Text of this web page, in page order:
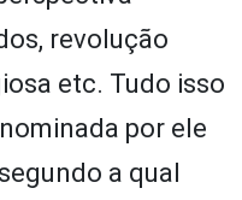
revolução
etc. Tudo isso
por ele
a qual